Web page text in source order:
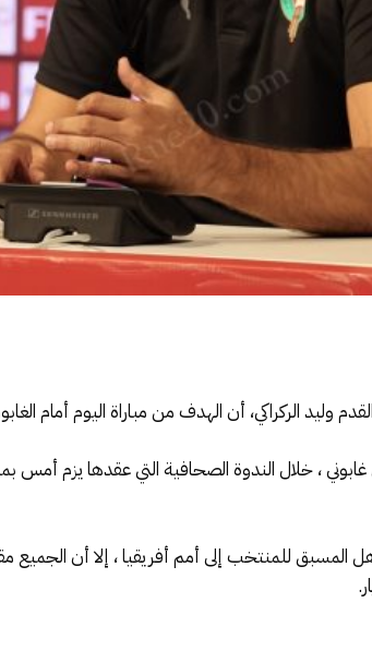
أن الهدف من مباراة اليوم أمام الغابون في تصفيات أمم
غابوني ، خلال الندوة الصحافية التي عقدها يزم
المسبق للمنتخب إلى أمم أفريقيا ، إلا أن